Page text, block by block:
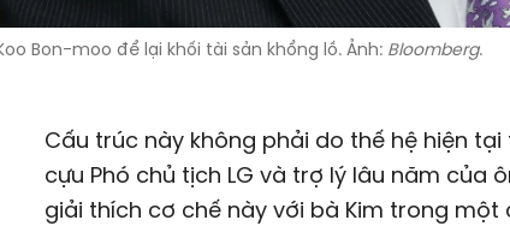
Bon-moo để lại khối tài sản khổng lồ. Ảnh: Bloomberg.
Cấu trúc này không phải do thế hệ hiện tại
cựu Phó chủ tịch LG và trợ lý lâu năm của
giải thích cơ chế này với bà Kim trong